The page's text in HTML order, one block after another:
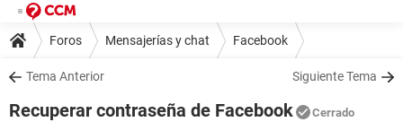
Foros Mensajerías y chat Facebook
Tema Anterior Siguiente Tema
Recuperar contraseña de Facebook Cerrado